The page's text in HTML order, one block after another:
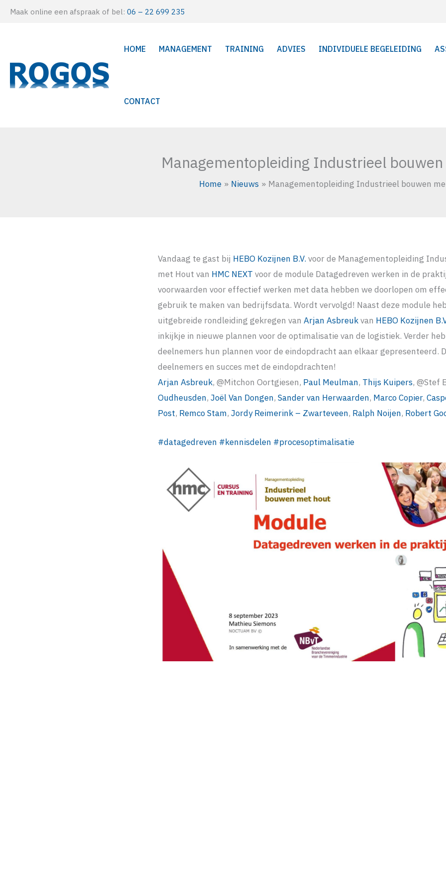
Maak online een afspraak of bel: 06 – 22 699 235
HOME MANAGEMENT TRAINING ADVIES INDIVIDUELE BEGELEIDING
CONTACT
Managementopleiding Industrieel
Home Nieuws Managementopleiding Industrieel bouwen
Vandaag te gast bij HEBO Kozijnen B.V. voor de Managementopleiding
met Hout van HMC NEXT voor de module Datagedreven werken in de
voorwaarden voor effectief werken met data hebben we doorlopen om
gebruik te maken van bedrijfsdata. Wordt vervolgd! Naast deze module
uitgebreide rondleiding gekregen van Arjan Asbreukvan HEBO Kozijnen
inkijkje in nieuwe plannen voor de optimalisatie van de logistiek. Verder
deelnemers hun plannen voor de eindopdracht aan elkaar gepresenteerd.
deelnemers en succes met de eindopdrachten!
Arjan Asbreuk, @Mitchon Oortgiesen, Paul Meulman, Thijs Kuipers, @Stef
Oudheusden, Joël Van Dongen, Sander van Herwaarden, Marco Copier,
Post, Remco Stam, Jordy Reimerink – Zwarteveen, Ralph Noijen, Robert
#datagedreven #kennisdelen #procesoptimalisatie